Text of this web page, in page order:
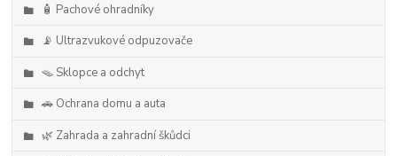
🧴 Pachové ohradníky
📡 Ultrazvukové odpuzovače
🪤 Sklopce a odchyt
🚗 Ochrana domu a auta
🌿 Zahrada a zahradní škůdci